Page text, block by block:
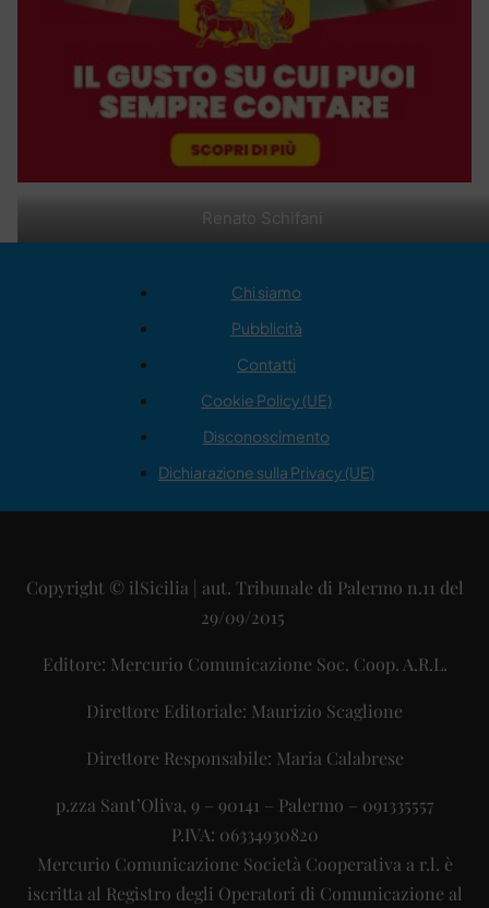
Renato Schifani
Chi siamo
Pubblicità
Contatti
Cookie Policy (UE)
Disconoscimento
Dichiarazione sulla Privacy (UE)
Copyright © ilSicilia | aut. Tribunale di Palermo n.11 del
29/09/2015
Editore: Mercurio Comunicazione Soc. Coop. A.R.L.
Direttore Editoriale: Maurizio Scaglione
Direttore Responsabile: Maria Calabrese
p.zza Sant’Oliva, 9 – 90141 – Palermo – 091335557
P.IVA: 06334930820
Mercurio Comunicazione Società Cooperativa a r.l. è
iscritta al Registro degli Operatori di Comunicazione al